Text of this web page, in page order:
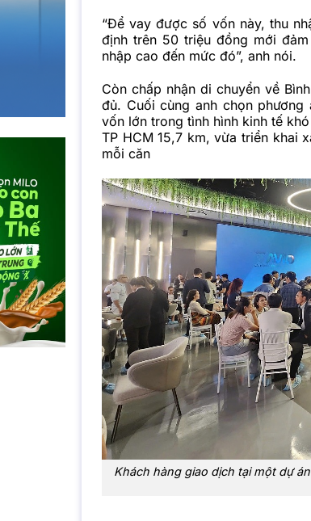
“Để vay được số vốn này, thu
định trên 50 triệu đồng mới
nhập cao đến mức đó”, anh nói.
Còn chấp nhận di chuyển về
đủ. Cuối cùng anh chọn
vốn lớn trong tình hình kinh tế
TP HCM 15,7 km, vừa triển khai
mỗi căn
Khách hàng giao dịch tại một dự